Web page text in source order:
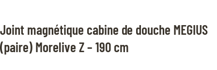
Joint magnétique cabine de douche MEGIUS
(paire) Morelive Z – 190 cm